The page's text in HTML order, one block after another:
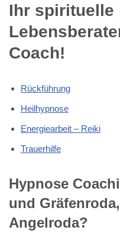
Ihr spirituelle
Coach!
Rückführung
Heilhypnose
Energiearbeit – Reiki
Trauerhilfe
Hypnose
und
Angelroda?